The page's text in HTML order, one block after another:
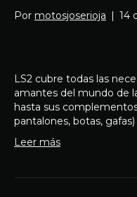
Por motosjoserioja | 14
LS2 cubre todas las
amantes del mundo de
hasta sus
pantalones, botas, gafas)
Leer más